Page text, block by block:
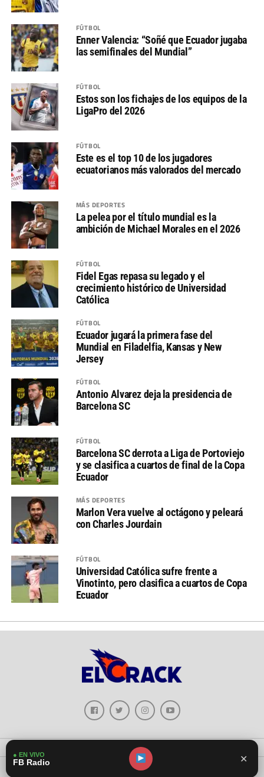
FÚTBOL
Enner Valencia: “Soñé que Ecuador jugaba
las semifinales del Mundial”
FÚTBOL
Estos son los fichajes de los equipos de la
LigaPro del 2026
FÚTBOL
Este es el top 10 de los jugadores
ecuatorianos más valorados del mercado
MÁS DEPORTES
La pelea por el título mundial es la
ambición de Michael Morales en el 2026
FÚTBOL
Fidel Egas repasa su legado y el
crecimiento histórico de Universidad
Católica
FÚTBOL
Ecuador jugará la primera fase del
Mundial en Filadelfia, Kansas y New
Jersey
FÚTBOL
Antonio Alvarez deja la presidencia de
Barcelona SC
FÚTBOL
Barcelona SC derrota a Liga de Portoviejo
y se clasifica a cuartos de final de la Copa
Ecuador
MÁS DEPORTES
Marlon Vera vuelve al octágono y peleará
con Charles Jourdain
FÚTBOL
Universidad Católica sufre frente a
Vinotinto, pero clasifica a cuartos de Copa
Ecuador
Copyright © 2026 - El Crack Deportes
● EN VIVO
FB Radio ✕